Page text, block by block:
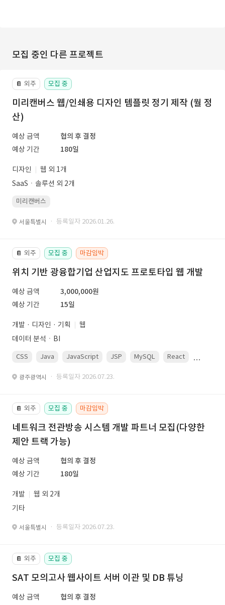
모집 중인 다른 프로젝트
📔 외주 모집 중
미리캔버스 웹/인쇄용 디자인 템플릿 정기 제작 (월 정
산)
예상 금액
협의 후 결정
예상 기간
180일
디자인
웹 외 1개
SaaSㆍ솔루션 외 2개
미리캔버스
서울특별시 · 등록일자 2026.01.26.
📔 외주 모집 중 마감임박
위치 기반 광융합기업 산업지도 프로토타입 웹 개발
예상 금액
3,000,000원
예상 기간
15일
개발 · 디자인 · 기획
웹
데이터 분석ㆍBI
CSS Java JavaScript JSP MySQL React
광주광역시 · 등록일자 2026.07.23.
📔 외주 모집 중 마감임박
네트워크 전관방송 시스템 개발 파트너 모집(다양한
제안 트랙 가능)
예상 금액
협의 후 결정
예상 기간
180일
개발
웹 외 2개
기타
서울특별시 · 등록일자 2026.07.23.
📔 외주 모집 중
SAT 모의고사 웹사이트 서버 이관 및 DB 튜닝
예상 금액
협의 후 결정